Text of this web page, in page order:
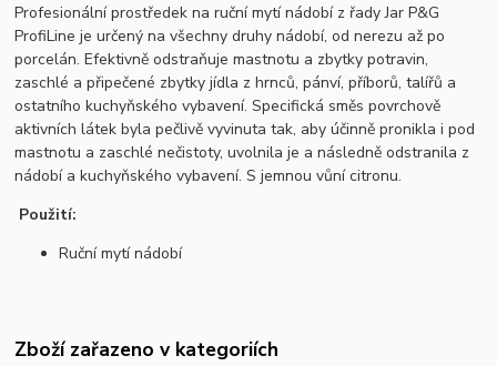
Profesionální prostředek na ruční mytí nádobí z řady Jar P&G
ProfiLine je určený na všechny druhy nádobí, od nerezu až po
porcelán. Efektivně odstraňuje mastnotu a zbytky potravin,
zaschlé a připečené zbytky jídla z hrnců, pánví, příborů, talířů a
ostatního kuchyňského vybavení. Specifická směs povrchově
aktivních látek byla pečlivě vyvinuta tak, aby účinně pronikla i pod
mastnotu a zaschlé nečistoty, uvolnila je a následně odstranila z
nádobí a kuchyňského vybavení. S jemnou vůní citronu.
Použití:
Ruční mytí nádobí
Zboží zařazeno v kategoriích